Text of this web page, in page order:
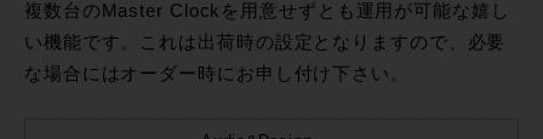
複数台のMaster Clockを用意せずとも運用が可能な嬉し
い機能です。これは出荷時の設定となりますので、必要
な場合にはオーダー時にお申し付け下さい。